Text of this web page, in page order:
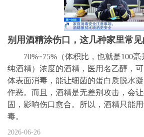
70%~75%（体积比，也就是100
纯酒精）浓度的酒精，医用名乙醇，
体表面消毒，能让细菌的蛋白质脱水
作恶。而且，酒精是无差别攻击，会
固，影响伤口愈合。所以，酒精只能
毒。
2026-06-26